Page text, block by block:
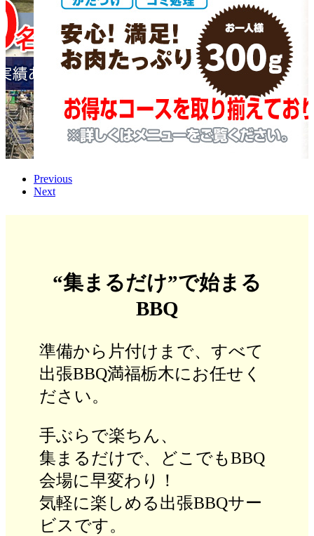
Previous
Next
“集まるだけ”で始まる
BBQ
準備から片付けまで、すべて
出張BBQ満福栃木にお任せく
ださい。
手ぶらで楽ちん、
集まるだけで、どこでもBBQ
会場に早変わり！
気軽に楽しめる出張BBQサー
ビスです。